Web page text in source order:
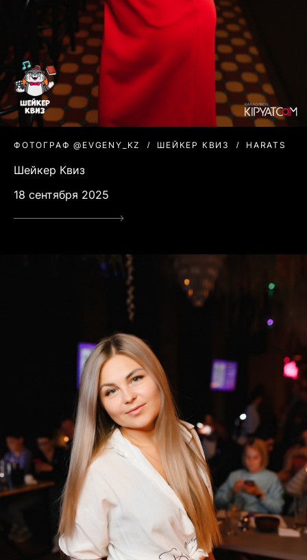
ФОТОГРАФ @EVGENY_KZ ШЕЙКЕР КВИЗ HARATS
Шейкер Квиз
18 сентября 2025